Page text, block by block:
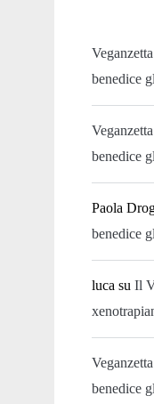
Veganzetta
benedice
Veganzetta
benedice
Paola
benedice
luca suIl
Veganzetta
benedice